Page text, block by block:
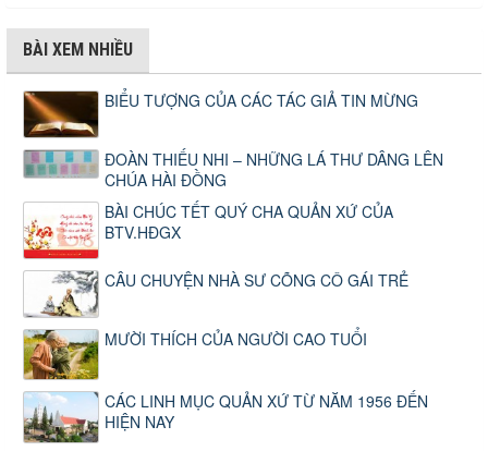
BÀI XEM NHIỀU
BIỂU TƯỢNG CỦA CÁC TÁC GIẢ TIN MỪNG
ĐOÀN THIẾU NHI – NHỮNG LÁ THƯ DÂNG LÊN
CHÚA HÀI ĐỒNG
BÀI CHÚC TẾT QUÝ CHA QUẢN XỨ CỦA
BTV.HĐGX
CÂU CHUYỆN NHÀ SƯ CÕNG CÔ GÁI TRẺ
MƯỜI THÍCH CỦA NGƯỜI CAO TUỔI
CÁC LINH MỤC QUẢN XỨ TỪ NĂM 1956 ĐẾN
HIỆN NAY